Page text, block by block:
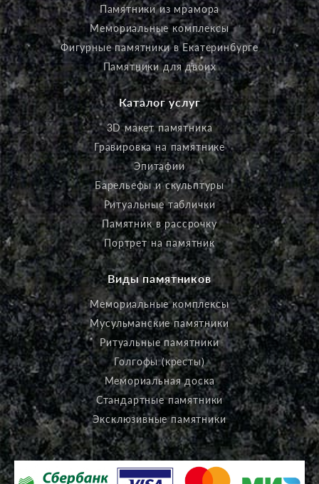
Памятники из мрамора
Мемориальные комплексы
Фигурные памятники в Екатеринбурге
Памятники для двоих
Каталог услуг
3D макет памятника
Гравировка на памятнике
Эпитафии
Барельефы и скульптуры
Ритуальные таблички
Памятник в рассрочку
Портрет на памятник
Виды памятников
Мемориальные комплексы
Мусульманские памятники
Ритуальные памятники
Голгофы (кресты)
Мемориальная доска
Стандартные памятники
Эксклюзивные памятники